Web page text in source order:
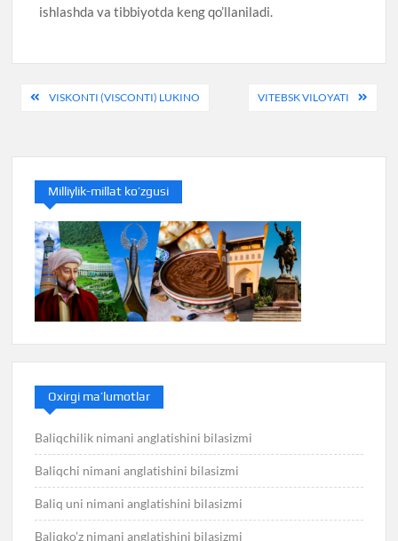
ishlashda va tibbiyotda keng qo’llaniladi.
PostVISKONTI (VISCONTI) LUKINO VITEBSK VILOYATI
Milliylik-millat ko’zgusi
Oxirgi ma’lumotlar
Baliqchilik nimani anglatishini bilasizmi
Baliqchi nimani anglatishini bilasizmi
Baliq uni nimani anglatishini bilasizmi
Baliqko’z nimani anglatishini bilasizmi